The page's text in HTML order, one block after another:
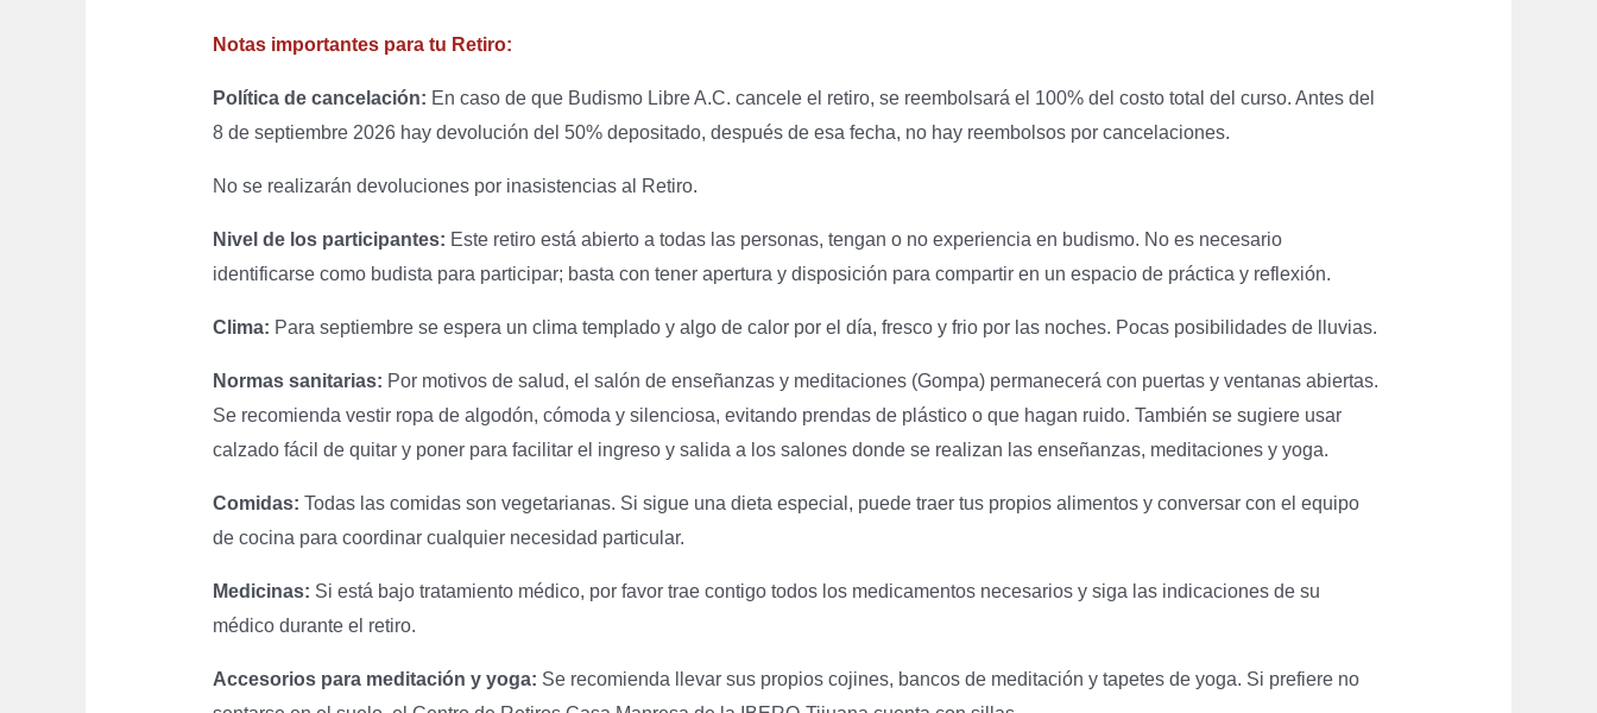
Notas importantes para tu Retiro:
Política de cancelación: En caso de que Budismo Libre A.C. cancele el retiro, se reembolsará el 100% del costo total del curso. Antes del
8 de septiembre 2026 hay devolución del 50% depositado, después de esa fecha, no hay reembolsos por cancelaciones.
No se realizarán devoluciones por inasistencias al Retiro.
Nivel de los participantes: Este retiro está abierto a todas las personas, tengan o no experiencia en budismo. No es necesario
identificarse como budista para participar; basta con tener apertura y disposición para compartir en un espacio de práctica y reflexión.
Clima: Para septiembre se espera un clima templado y algo de calor por el día, fresco y frio por las noches. Pocas posibilidades de lluvias.
Normas sanitarias: Por motivos de salud, el salón de enseñanzas y meditaciones (Gompa) permanecerá con puertas y ventanas abiertas.
Se recomienda vestir ropa de algodón, cómoda y silenciosa, evitando prendas de plástico o que hagan ruido. También se sugiere usar
calzado fácil de quitar y poner para facilitar el ingreso y salida a los salones donde se realizan las enseñanzas, meditaciones y yoga.
Comidas: Todas las comidas son vegetarianas. Si sigue una dieta especial, puede traer tus propios alimentos y conversar con el equipo
de cocina para coordinar cualquier necesidad particular.
Medicinas: Si está bajo tratamiento médico, por favor trae contigo todos los medicamentos necesarios y siga las indicaciones de su
médico durante el retiro.
Accesorios para meditación y yoga: Se recomienda llevar sus propios cojines, bancos de meditación y tapetes de yoga. Si prefiere no